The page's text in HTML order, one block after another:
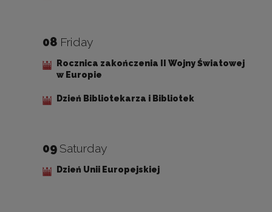
08 Friday
Rocznica zakończenia II Wojny Światowej
w Europie
Dzień Bibliotekarza i Bibliotek
09 Saturday
Dzień Unii Europejskiej